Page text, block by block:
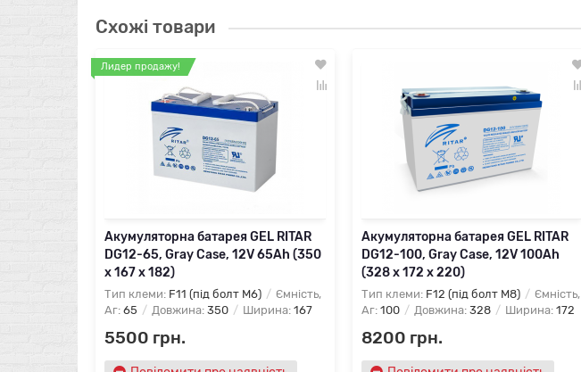
Схожі товари
Лидер продажу!
Акумуляторна батарея GEL RITAR
DG12-65, Gray Case, 12V 65Ah (350
х 167 х 182)
Тип клеми: F11 (під болт М6)
Ємність,
Аг: 65 Довжина: 350 Ширина: 167
5500 грн.
Акумуляторна батарея GEL RITAR
DG12-100, Gray Case, 12V 100Ah
(328 х 172 х 220)
Тип клеми: F12 (під болт М8)
Ємність,
Аг: 100 Довжина: 328 Ширина: 172
8200 грн.